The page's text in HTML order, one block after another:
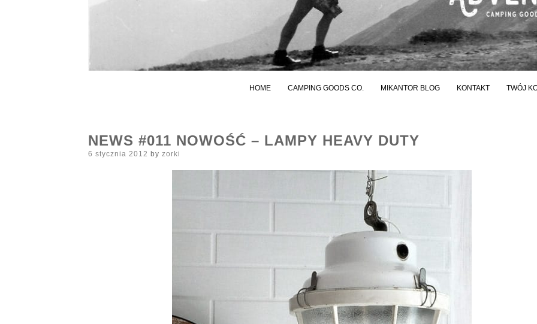
HOME CAMPING GOODS CO. MIKANTOR BLOG KONTAKT TWÓJ
NEWS #011 NOWOŚĆ – LAMPY HEAVY DUTY
Posted
6 stycznia 2012 by zorki